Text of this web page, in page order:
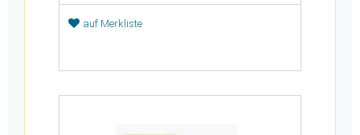
auf Merkliste